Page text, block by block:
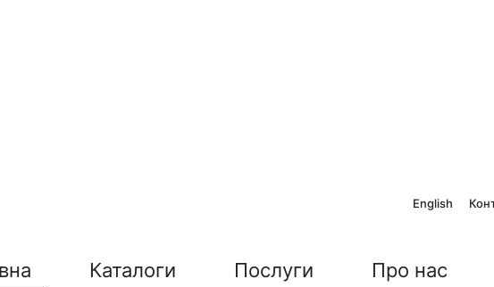
English
Каталоги Послуги Про нас